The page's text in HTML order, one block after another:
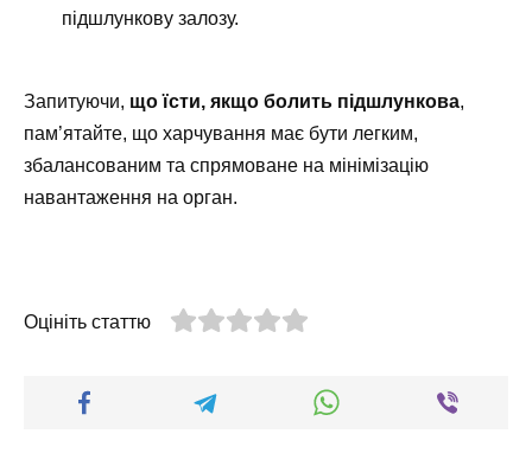
підшлункову залозу.
Запитуючи, що їсти, якщо болить підшлункова,
пам’ятайте, що харчування має бути легким,
збалансованим та спрямоване на мінімізацію
навантаження на орган.
Оцініть статтю